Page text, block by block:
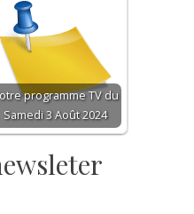
programme TV du
Samedi 3 Août 2024